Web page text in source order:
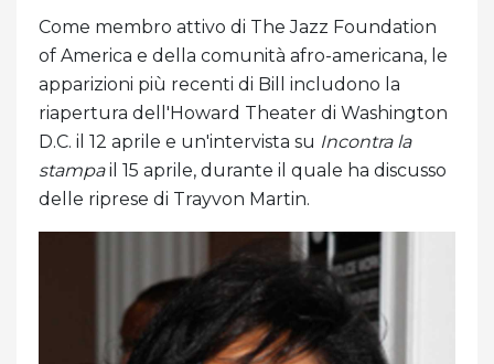
Come membro attivo di The Jazz Foundation
of America e della comunità afro-americana, le
apparizioni più recenti di Bill includono la
riapertura dell'Howard Theater di Washington
D.C. il 12 aprile e un'intervista su Incontra la
stampail 15 aprile, durante il quale ha discusso
delle riprese di Trayvon Martin.